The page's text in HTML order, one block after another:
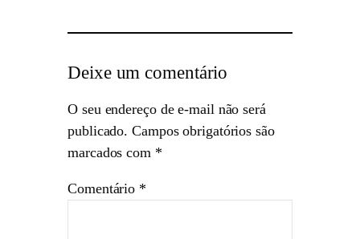
Deixe um comentário
O seu endereço de e-mail não será
publicado. Campos obrigatórios são
marcados com *
Comentário *